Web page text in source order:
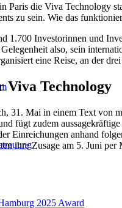
2025 Award
Paris die Viva Technology
zu sein. Wie das
1.700 Investorinnen und
also, sein
eine Reise, an der
Viva Technology
31. Mai in einem Text von
fügt zudem
Einreichungen anhand
ihre Zusage am 5. Juni per